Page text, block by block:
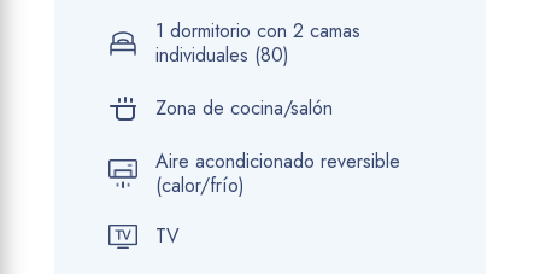
1 dormitorio con 2 camas
individuales (80)
Zona de cocina/salón
Aire acondicionado reversible
(calor/frío)
TV